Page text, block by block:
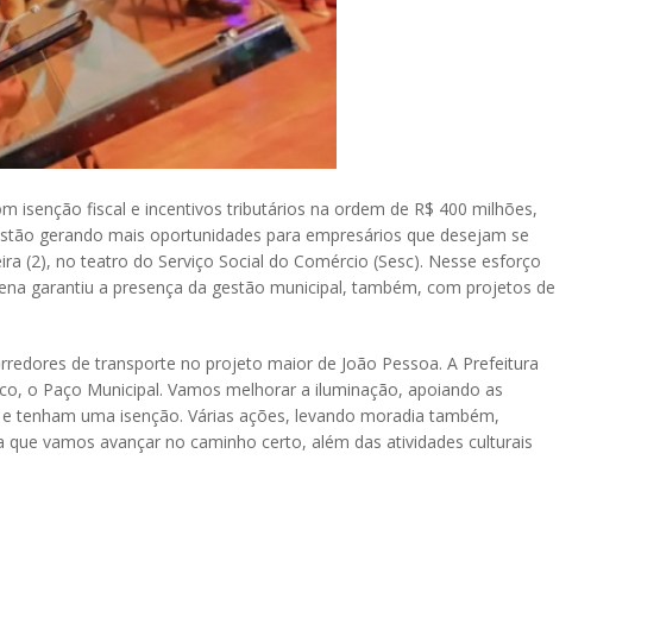
isenção fiscal e incentivos tributários na ordem de R$ 400 milhões,
gerando mais oportunidades para empresários que desejam se
(2), no teatro do Serviço Social do Comércio (Sesc). Nesse esforço
garantiu a presença da gestão municipal, também, com projetos de
de transporte no projeto maior de João Pessoa. A Prefeitura
o Paço Municipal. Vamos melhorar a iluminação, apoiando as
tenham uma isenção. Várias ações, levando moradia também,
vamos avançar no caminho certo, além das atividades culturais